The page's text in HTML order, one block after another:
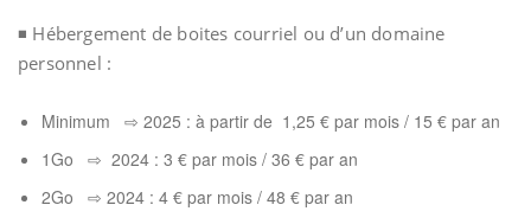
◾ Hébergement de boites courriel ou d’un domaine
personnel :
Minimum ⇨ 2025 : à partir de 1,25 € par mois / 15 € par an
1Go ⇨ 2024 : 3 € par mois / 36 € par an
2Go ⇨ 2024 : 4 € par mois / 48 € par an